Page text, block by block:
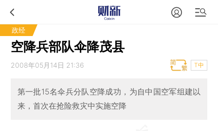
政经
空降兵部队伞降茂县
2008年05月14日 21:36 T中
第一批15名伞兵分队空降成功，为自中国空军组建以
来，首次在抢险救灾中实施空降